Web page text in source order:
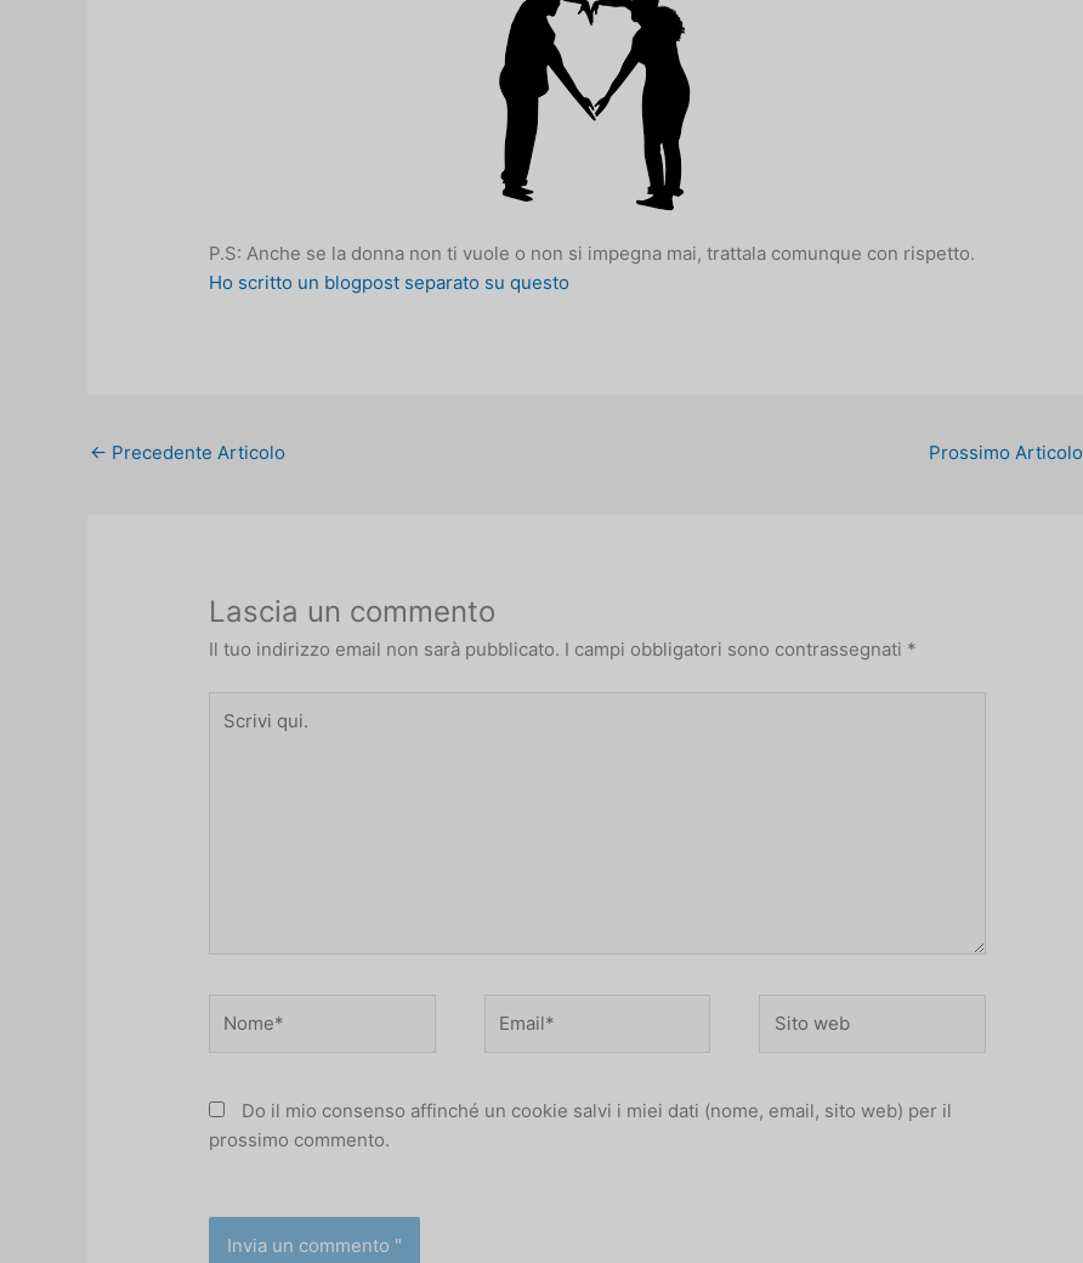
P.S: Anche se la donna non ti vuole o non si impegna mai, trattala comunque con rispetto.
Ho scritto un blogpost separato su questo
← Precedente Articolo Prossimo Articolo
Lascia un commento
Il tuo indirizzo email non sarà pubblicato. I campi obbligatori sono contrassegnati *
qui.
web
Do il mio consenso affinché un cookie salvi i miei dati (nome, email, sito web) per il
prossimo commento.